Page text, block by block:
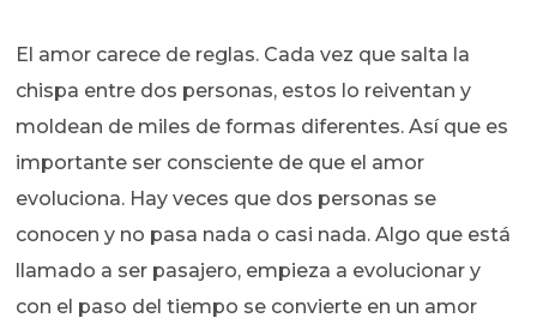
El amor carece de reglas. Cada vez que salta la
chispa entre dos personas, estos lo reiventan y
moldean de miles de formas diferentes. Así que es
importante ser consciente de que el amor
evoluciona. Hay veces que dos personas se
conocen y no pasa nada o casi nada. Algo que está
llamado a ser pasajero, empieza a evolucionar y
con el paso del tiempo se convierte en un amor